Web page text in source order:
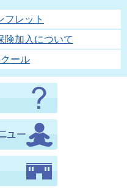
フレット
険加入について
ール